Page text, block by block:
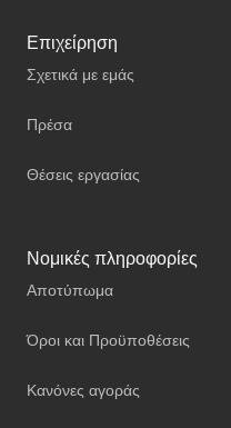
Επιχείρηση
Σχετικά με εμάς
Πρέσα
Θέσεις εργασίας
Νομικές πληροφορίες
Αποτύπωμα
Όροι και Προϋποθέσεις
Κανόνες αγοράς